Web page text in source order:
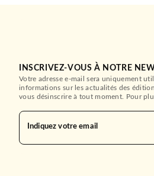
INSCRIVEZ-VOUS À NOTRE
Votre adresse e-mail sera uniquement
informations sur les actualités des
vous désinscrire à tout moment. Pour
Indiquez votre email